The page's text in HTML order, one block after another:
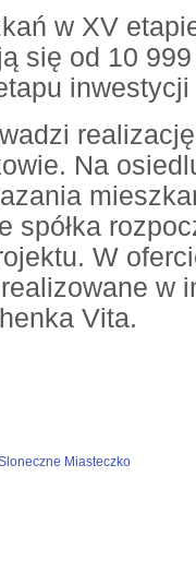
w XV
się od 10
inwestycji
Na
W
w
Vita.
Miasteczko